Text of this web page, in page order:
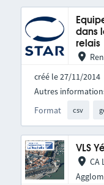
dans
relais
créé le 27/11/2014
Format csv
Autres
VLS
CA